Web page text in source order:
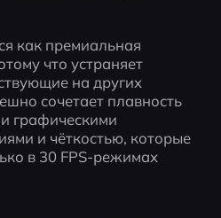
как премиальная
что устраняет
на других
сочетает плавность
графическими
и чёткостью, которые
в 30 FPS-режимах